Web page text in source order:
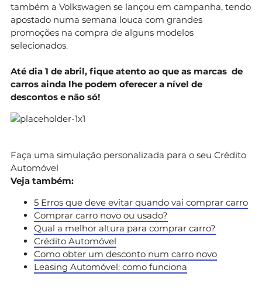
também a Volkswagen se lançou em campanha, tendo
apostado numa semana louca com grandes
promoções na compra de alguns modelos
selecionados.
Até dia 1 de abril, fique atento ao que as marcas de
carros ainda lhe podem oferecer a nível de
descontos e não só!
Faça uma simulação personalizada para o seu Crédito
Automóvel
Veja também:
5 Erros que deve evitar quando vai comprar carro
Comprar carro novo ou usado?
Qual a melhor altura para comprar carro?
Crédito Automóvel
Como obter um desconto num carro novo
Leasing Automóvel: como funciona